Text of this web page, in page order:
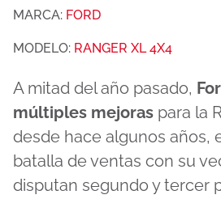
MARCA: FORD
MODELO: RANGER XL 4X4
A mitad del año pasado,
múltiples mejoras para la
desde hace algunos años,
batalla de ventas con su
disputan segundo y tercer